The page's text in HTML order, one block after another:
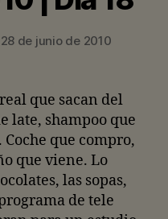
28 de junio de 2010
que sacan del
late, shampoo que
que compro,
que viene. Lo
las sopas,
de tele